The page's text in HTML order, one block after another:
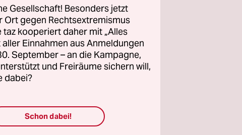
und
Holz,
beim
,
Gesellschaft! Besonders jetzt
Ort gegen Rechtsextremismus
kooperiert daher mit „Alles
Einnahmen aus Anmeldungen
September – an die Kampagne,
und Freiräume sichern will,
dabei?
Schon dabei!